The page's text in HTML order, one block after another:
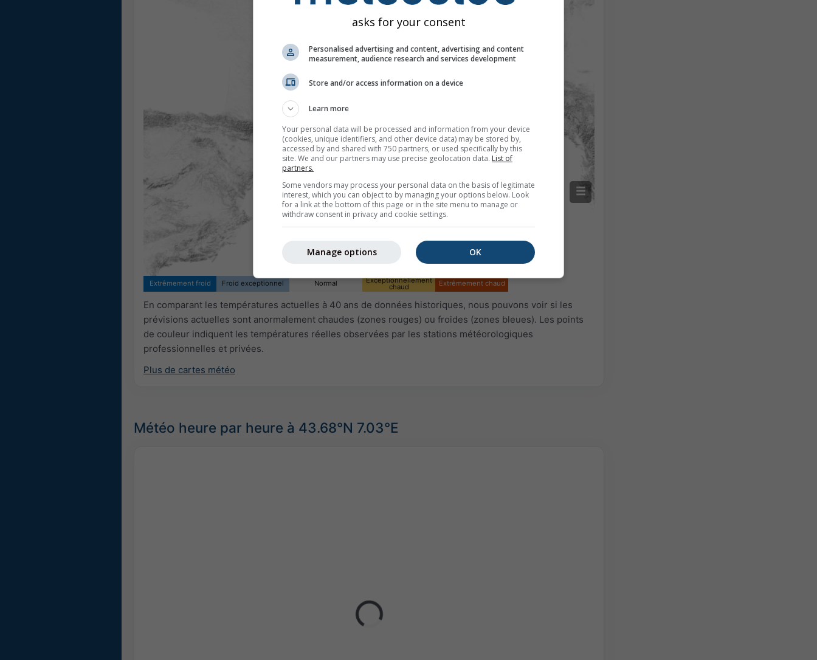
Extrêmement froid Froid exceptionnel Normal Exceptionnellement
chaud Extrêmement chaud
En comparant les températures actuelles à 40 ans de données historiques, nous pouvons voir si les
prévisions actuelles sont anormalement chaudes (zones rouges) ou froides (zones bleues). Les points
de couleur indiquent les températures réelles observées par les stations météorologiques
professionnelles et privées.
Plus de cartes météo
Météo heure par heure à 43.68°N 7.03°E
asks for your consent
Personalised advertising and content, advertising and content
measurement, audience research and services development
Store and/or access information on a device
Learn more
Your personal data will be processed and information from your device
(cookies, unique identifiers, and other device data) may be stored by,
accessed by and shared with 750 partners, or used specifically by this
site. We and our partners may use precise geolocation data. List of
partners.
Some vendors may process your personal data on the basis of legitimate
interest, which you can object to by managing your options below. Look
for a link at the bottom of this page or in the site menu to manage or
withdraw consent in privacy and cookie settings.
OK
Manage options